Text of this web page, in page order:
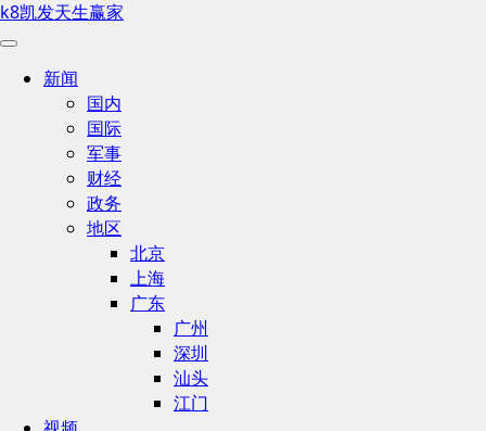
k8凯发天生赢家
新闻
国内
国际
军事
财经
政务
地区
北京
上海
广东
广州
深圳
汕头
江门